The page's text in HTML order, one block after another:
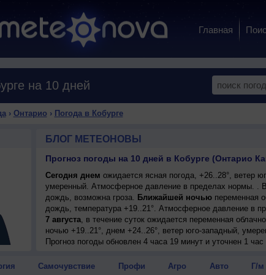
Главная
на 10 дней
› Онтарио › Погода в Кобурге
БЛОГ МЕТЕОНОВЫ
Прогноз погоды на 10 дней в Кобурге (Онтарио
Сегодня днем ожидается ясная погода, +26..28°, ветер
умеренный. Атмосферное давление в пределах нормы. .
дождь, возможна гроза. Ближайшей ночьюпеременная
дождь, температура +19..21°. Атмосферное давление в
7 августа, в течение суток ожидается переменная
ночью +19..21°, днем +24..26°, ветер юго-западный,
8 августа, ожидается переменная облачность,
9 августа, в течение суток ожидается малооблачная
Прогноз погоды обновлен 4 часа 19 минут и уточнен 1
Самочувствие Профи Агро Авто Г/